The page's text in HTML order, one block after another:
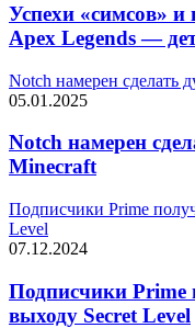
Успехи «симсов»
Apex Legends —
Notch намерен сделать
05.01.2025
Notch намерен
Minecraft
Подписчики Prime
Level
07.12.2024
Подписчики Prime
выходу Secret Level